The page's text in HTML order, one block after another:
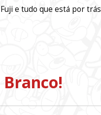
e tudo que está por trás